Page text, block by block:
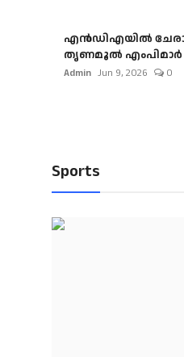
എൻഡിഎയിൽ
തൃണമൂൽ എംപിമാർ
Admin Jun 9, 2026 0
Sports